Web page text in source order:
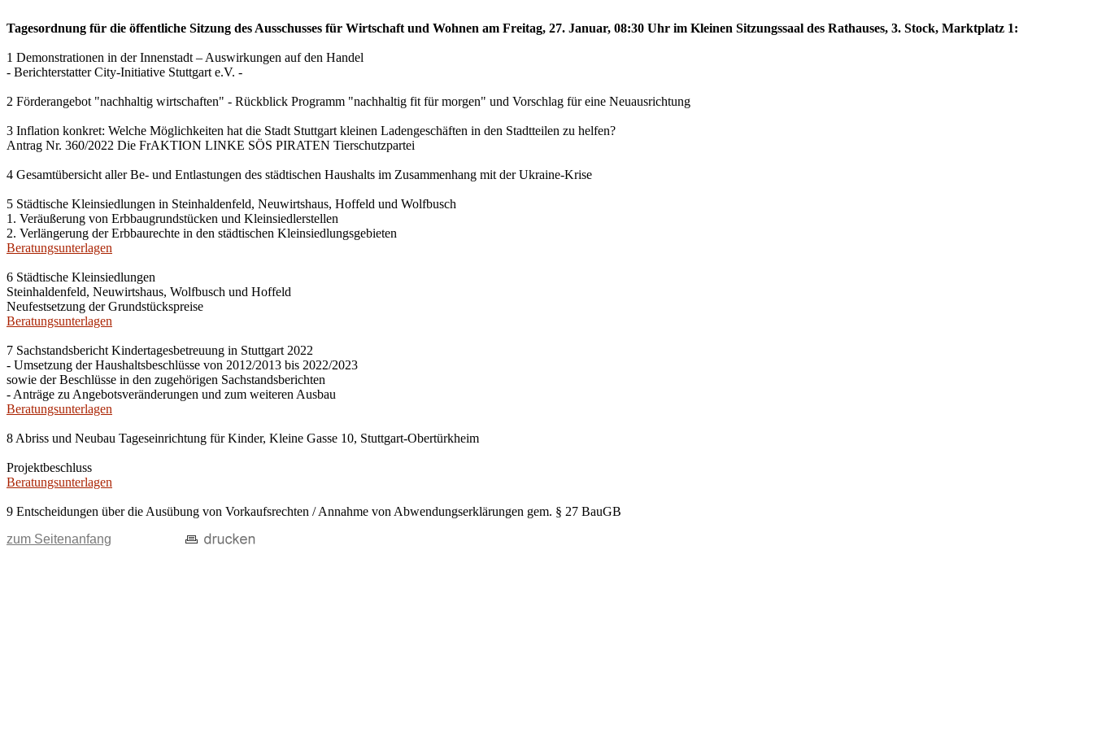
Tagesordnung für die öffentliche Sitzung des Ausschusses für Wirtschaft und Wohnen am Freitag, 27. Januar, 08:30 Uhr im Kleinen Sitzungssaal des Rathauses, 3. Stock, Marktplatz 1:
1 Demonstrationen in der Innenstadt – Auswirkungen auf den Handel
- Berichterstatter City-Initiative Stuttgart e.V. -
2 Förderangebot "nachhaltig wirtschaften" - Rückblick Programm "nachhaltig fit für morgen" und Vorschlag für eine Neuausrichtung
3 Inflation konkret: Welche Möglichkeiten hat die Stadt Stuttgart kleinen Ladengeschäften in den Stadtteilen zu helfen?
Antrag Nr. 360/2022 Die FrAKTION LINKE SÖS PIRATEN Tierschutzpartei
4 Gesamtübersicht aller Be- und Entlastungen des städtischen Haushalts im Zusammenhang mit der Ukraine-Krise
5 Städtische Kleinsiedlungen in Steinhaldenfeld, Neuwirtshaus, Hoffeld und Wolfbusch
1. Veräußerung von Erbbaugrundstücken und Kleinsiedlerstellen
2. Verlängerung der Erbbaurechte in den städtischen Kleinsiedlungsgebieten
Beratungsunterlagen
6 Städtische Kleinsiedlungen
Steinhaldenfeld, Neuwirtshaus, Wolfbusch und Hoffeld
Neufestsetzung der Grundstückspreise
Beratungsunterlagen
7 Sachstandsbericht Kindertagesbetreuung in Stuttgart 2022
- Umsetzung der Haushaltsbeschlüsse von 2012/2013 bis 2022/2023
sowie der Beschlüsse in den zugehörigen Sachstandsberichten
- Anträge zu Angebotsveränderungen und zum weiteren Ausbau
Beratungsunterlagen
8 Abriss und Neubau Tageseinrichtung für Kinder, Kleine Gasse 10, Stuttgart-Obertürkheim
Projektbeschluss
Beratungsunterlagen
9 Entscheidungen über die Ausübung von Vorkaufsrechten / Annahme von Abwendungserklärungen gem. § 27 BauGB
zum Seitenanfang